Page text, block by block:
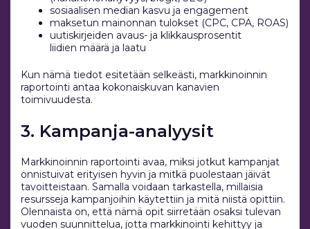
sosiaalisen median kasvu ja engagement
maksetun mainonnan tulokset (CPC, CPA, ROAS)
uutiskirjeiden avaus- ja klikkausprosentit
liidien määrä ja laatu
Kun nämä tiedot esitetään selkeästi, markkinoinnin
raportointi antaa kokonaiskuvan kanavien
toimivuudesta.
3. Kampanja-analyysit
Markkinoinnin raportointi avaa, miksi jotkut kampanjat
onnistuivat erityisen hyvin ja mitkä puolestaan jäivät
tavoitteistaan. Samalla voidaan tarkastella, millaisia
resursseja kampanjoihin käytettiin ja mitä niistä opittiin.
Olennaista on, että nämä opit siirretään osaksi tulevan
vuoden suunnittelua, jotta markkinointi kehittyy ja